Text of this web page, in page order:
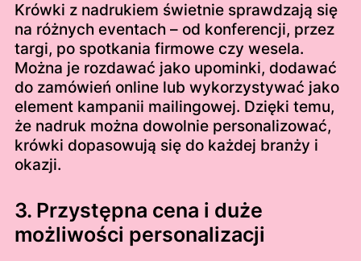
Krówki z nadrukiem świetnie sprawdzają się
na różnych eventach – od konferencji, przez
targi, po spotkania firmowe czy wesela.
Można je rozdawać jako upominki, dodawać
do zamówień online lub wykorzystywać jako
element kampanii mailingowej. Dzięki temu,
że nadruk można dowolnie personalizować,
krówki dopasowują się do każdej branży i
okazji.
3. Przystępna cena i duże
możliwości personalizacji